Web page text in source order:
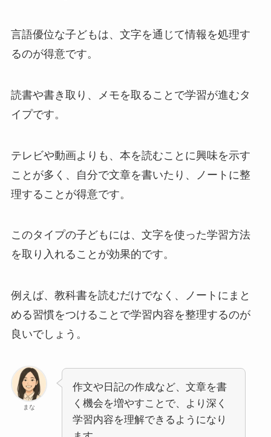
言語優位な子どもは、文字を通じて情報を処理す
るのが得意です。
読書や書き取り、メモを取ることで学習が進むタ
イプです。
テレビや動画よりも、本を読むことに興味を示す
ことが多く、自分で文章を書いたり、ノートに整
理することが得意です。
このタイプの子どもには、文字を使った学習方法
を取り入れることが効果的です。
例えば、教科書を読むだけでなく、ノートにまと
める習慣をつけることで学習内容を整理するのが
良いでしょう。
まな
作文や日記の作成など、文章を書
く機会を増やすことで、より深く
学習内容を理解できるようになり